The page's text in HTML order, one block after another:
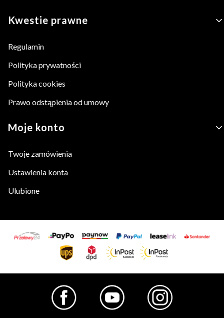
Kwestie prawne
Regulamin
Polityka prywatności
Polityka cookies
Prawo odstąpienia od umowy
Moje konto
Twoje zamówienia
Ustawienia konta
Ulubione